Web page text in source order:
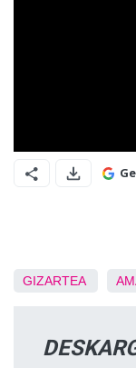
GIZARTEA